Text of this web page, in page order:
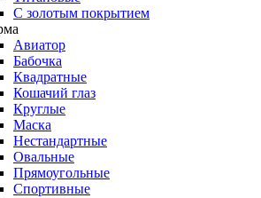
С золотым покрытием
Авиатор
Бабочка
Квадратные
Кошачий глаз
Круглые
Маска
Нестандартные
Овальные
Прямоугольные
Спортивные